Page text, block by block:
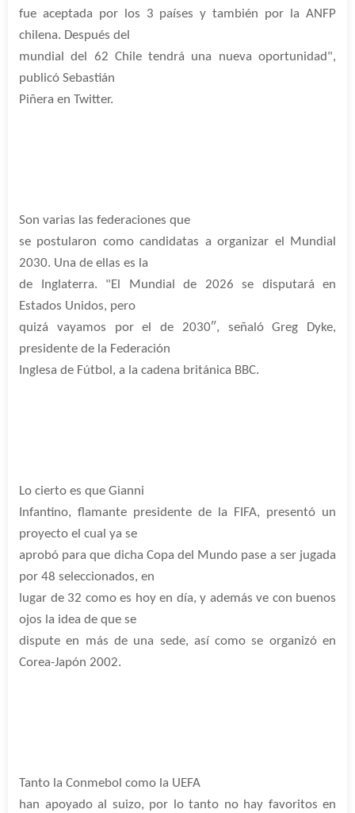
fue aceptada por los 3 países y también por la ANFP
chilena. Después del
mundial del 62 Chile tendrá una nueva oportunidad",
publicó Sebastián
Piñera en Twitter.
Son varias las federaciones que
se postularon como candidatas a organizar el Mundial
2030. Una de ellas es la
de Inglaterra. "El Mundial de 2026 se disputará en
Estados Unidos, pero
quizá vayamos por el de 2030″, señaló Greg Dyke,
presidente de la Federación
Inglesa de Fútbol, a la cadena británica BBC.
Lo cierto es que Gianni
Infantino, flamante presidente de la FIFA, presentó un
proyecto el cual ya se
aprobó para que dicha Copa del Mundo pase a ser jugada
por 48 seleccionados, en
lugar de 32 como es hoy en día, y además ve con buenos
ojos la idea de que se
dispute en más de una sede, así como se organizó en
Corea-Japón 2002.
Tanto la Conmebol como la UEFA
han apoyado al suizo, por lo tanto no hay favoritos en